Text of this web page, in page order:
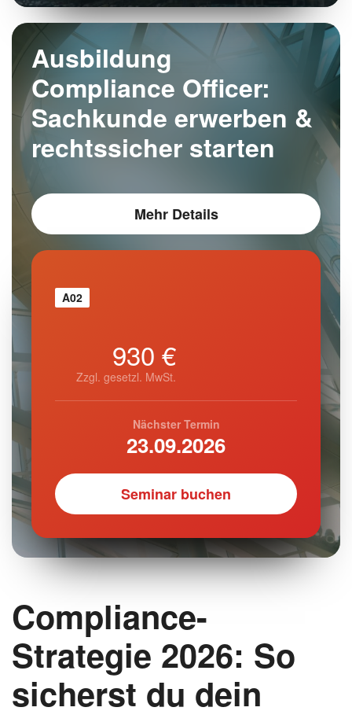
Ausbildung
Compliance Officer:
Sachkunde erwerben &
rechtssicher starten
Mehr Details
A02
930 €
Zzgl. gesetzl. MwSt.
Nächster Termin
23.09.2026
Seminar buchen
Compliance-
Strategie 2026: So
sicherst du dein